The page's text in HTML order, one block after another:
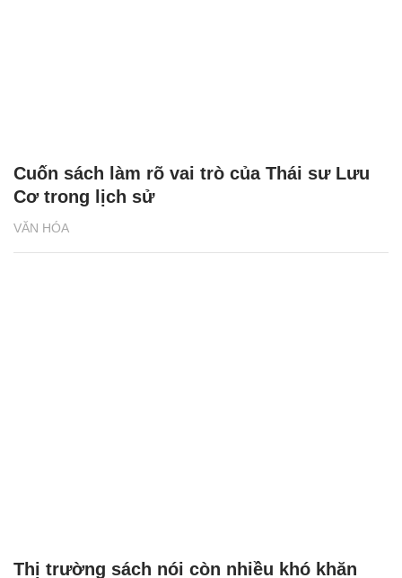
VĂN HÓA
Cuốn sách làm rõ vai trò của Thái sư Lưu
Cơ trong lịch sử
Thị trường sách nói còn nhiều khó khăn